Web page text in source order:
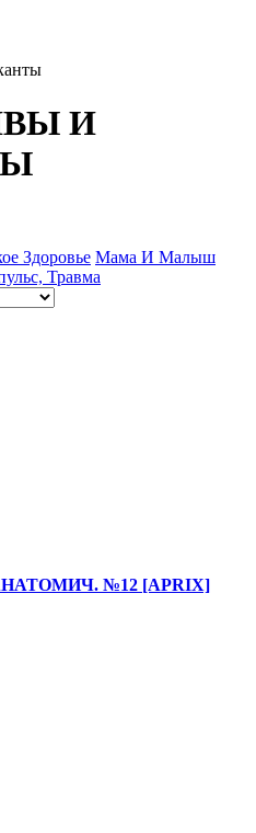
И
Здоровье Мама И Малыш
Травма
№12 [APRIX]